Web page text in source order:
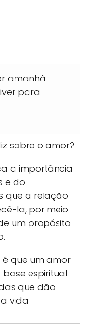
amanhã.
para
sobre o amor?
a importância
e do
que a relação
la, por meio
um propósito
é que um amor
espiritual
que dão
vida.